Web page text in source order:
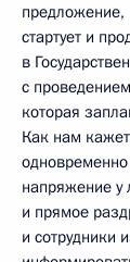
предложение,
стартует и
в
с
которая
Как нам
напряжение у
и прямое
и сотрудники